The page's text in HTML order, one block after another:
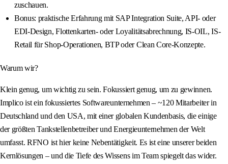
zuschauen.
Bonus: praktische Erfahrung mit SAP Integration Suite, API- oder
EDI-Design, Flottenkarten- oder Loyalitätsabrechnung, IS-OIL, IS-
Retail für Shop-Operationen, BTP oder Clean Core-Konzepte.
Warum wir?
Klein genug, um wichtig zu sein. Fokussiert genug, um zu gewinnen.
Implico ist ein fokussiertes Softwareunternehmen – ~120 Mitarbeiter in
Deutschland und den USA, mit einer globalen Kundenbasis, die einige
der größten Tankstellenbetreiber und Energieunternehmen der Welt
umfasst. RFNO ist hier keine Nebentätigkeit. Es ist eine unserer beiden
Kernlösungen – und die Tiefe des Wissens im Team spiegelt das wider.